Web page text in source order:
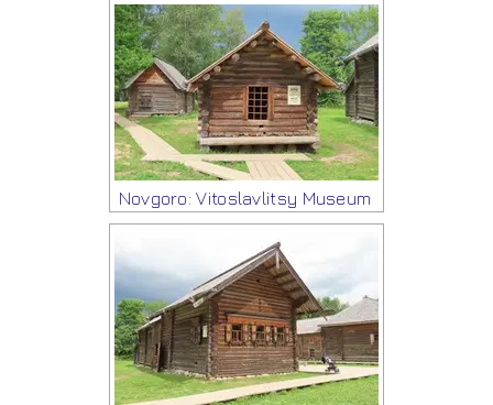
Novgoro: Vitoslavlitsy Museum